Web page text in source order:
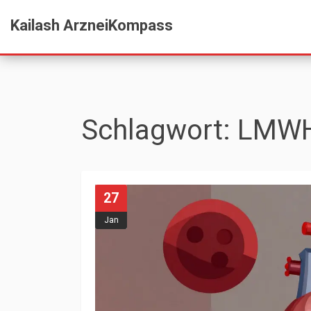
Kailash ArzneiKompass
Schlagwort:
27
Jan